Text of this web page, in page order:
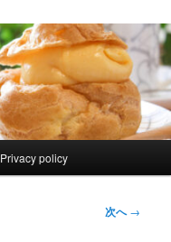
Privacy policy
次へ→